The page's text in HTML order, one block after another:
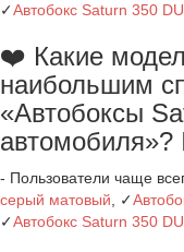
✓Автобокс Saturn 350
❤️ Какие
наибольшим
«Автобоксы
автомобиля»?
- Пользователи чаще
серый матовый , ✓
✓Автобокс Saturn 350